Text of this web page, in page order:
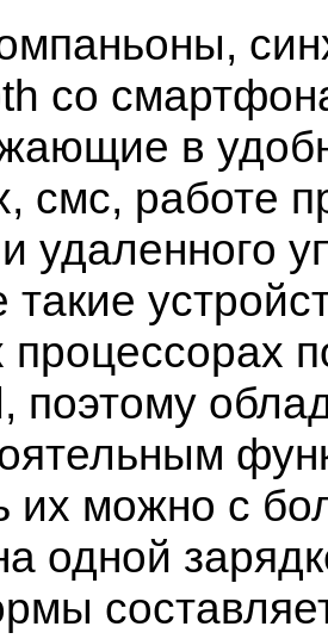
со
в
смс, работе
удаленного
такие
процессорах
поэтому
их можно с
одной